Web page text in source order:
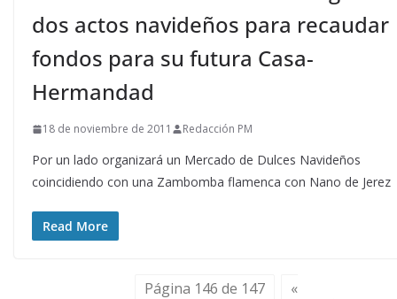
dos actos navideños para recaudar
fondos para su futura Casa-
Hermandad
18 de noviembre de 2011 Redacción PM
Por un lado organizará un Mercado de Dulces Navideños
coincidiendo con una Zambomba flamenca con Nano de Jerez
Read More
Página 146 de 147
«